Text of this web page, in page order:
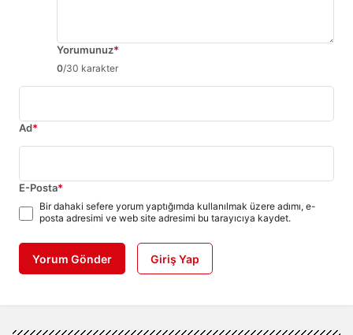
Yorumunuz*
0/30 karakter
Ad*
E-Posta*
Bir dahaki sefere yorum yaptığımda kullanılmak üzere adımı, e-
posta adresimi ve web site adresimi bu tarayıcıya kaydet.
Yorum Gönder Giriş Yap